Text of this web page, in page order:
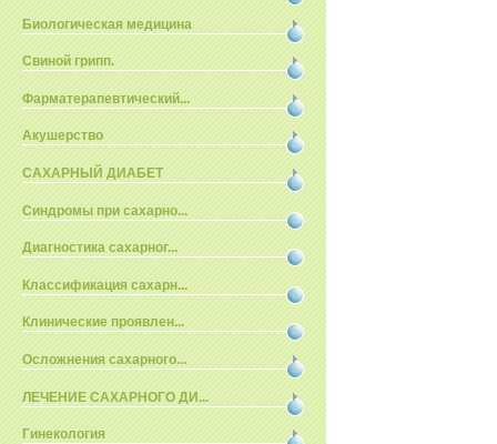
Биологическая медицина
Свиной грипп.
Фарматерапевтический...
Акушерство
САХАРНЫЙ ДИАБЕТ
Синдромы при сахарно...
Диагностика сахарног...
Классификация сахарн...
Клинические проявлен...
Осложнения сахарного...
ЛЕЧЕНИЕ САХАРНОГО ДИ...
Гинекология